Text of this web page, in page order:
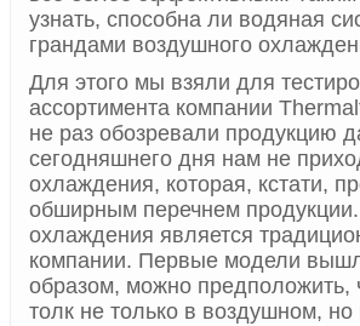
узнать, способна ли водяная
грандами воздушного
Для этого мы взяли для
ассортимента компании
не раз обозревали продукцию
сегодняшнего дня нам не
охлаждения, которая, кстати,
обширным перечнем
охлаждения является
компании. Первые модели
образом, можно предположить,
толк не только в воздушном,